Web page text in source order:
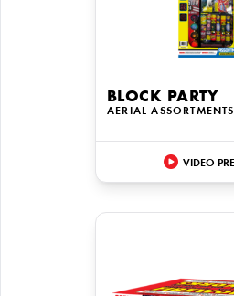
BLOCK PARTY
AERIAL ASSORTMENTS
VIDEO